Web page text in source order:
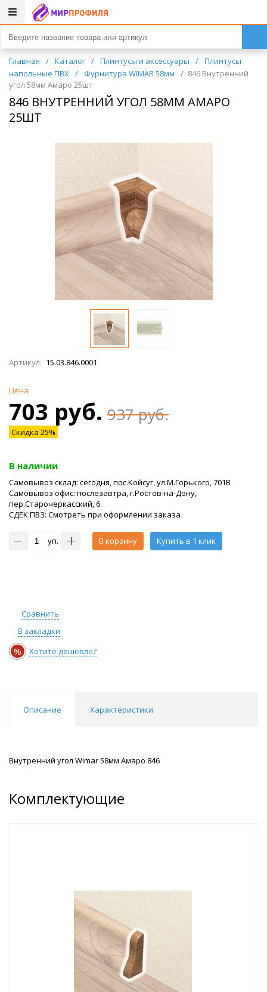
Главная / Каталог / Плинтусы и аксессуары / Плинтусы
напольные ПВХ / Фурнитура WIMAR 58мм / 846 Внутренний
угол 58мм Амаро 25шт
846 ВНУТРЕННИЙ УГОЛ 58ММ АМАРО
25ШТ
Артикул: 15.03.846.0001
Цена
703 руб. 937 руб.
Скидка 25%
В наличии
Самовывоз склад: сегодня, пос.Койсуг, ул.М.Горького, 701В
Самовывоз офис: послезавтра, г.Ростов-на-Дону,
пер.Старочеркасский, 6.
СДЕК ПВЗ: Смотреть при оформлении заказа
уп. В корзину Купить в 1 клик
Сравнить
В закладки
% Хотите дешевле?
Описание Характеристики
Внутренний угол Wimar 58мм Амаро 846
Комплектующие